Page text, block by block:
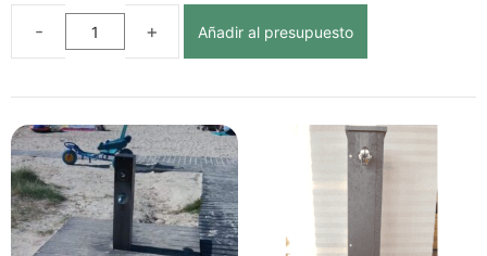
CAJÓN
VIDA
ECOLÓGICO
DE
PLÁSTICO
RECICLADO
PARA
Añadir al presupuesto